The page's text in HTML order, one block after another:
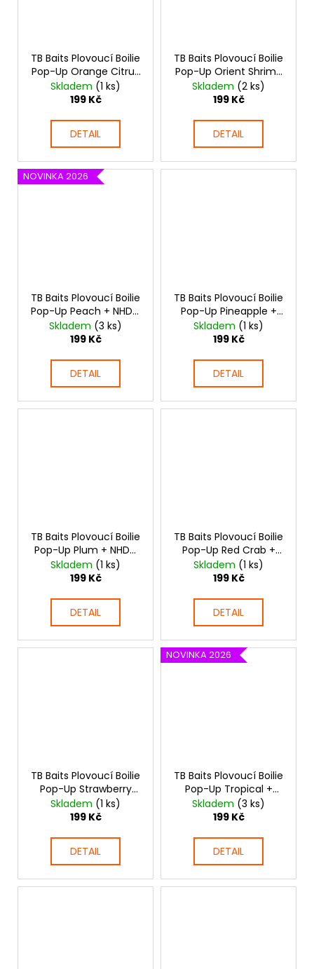
TB Baits Plovoucí Boilie
Pop-Up Orange Citrus
+ NHDC 65 g
Skladem (1 ks)
199 Kč
DETAIL
TB Baits Plovoucí Boilie
Pop-Up Orient Shrimp
+ NHDC 65 g
Skladem (2 ks)
199 Kč
DETAIL
NOVINKA 2026
TB Baits Plovoucí Boilie
Pop-Up Peach + NHDC
50 g
Skladem (3 ks)
199 Kč
DETAIL
TB Baits Plovoucí Boilie
Pop-Up Pineapple +
NHDC 65 g
Skladem (1 ks)
199 Kč
DETAIL
TB Baits Plovoucí Boilie
Pop-Up Plum + NHDC
65 g
Skladem (1 ks)
199 Kč
DETAIL
TB Baits Plovoucí Boilie
Pop-Up Red Crab +
NHDC 65 g
Skladem (1 ks)
199 Kč
DETAIL
TB Baits Plovoucí Boilie
Pop-Up Strawberry
Butter + NHDC 65 g
Skladem (1 ks)
199 Kč
DETAIL
NOVINKA 2026
TB Baits Plovoucí Boilie
Pop-Up Tropical +
NHDC 50 g
Skladem (3 ks)
199 Kč
DETAIL